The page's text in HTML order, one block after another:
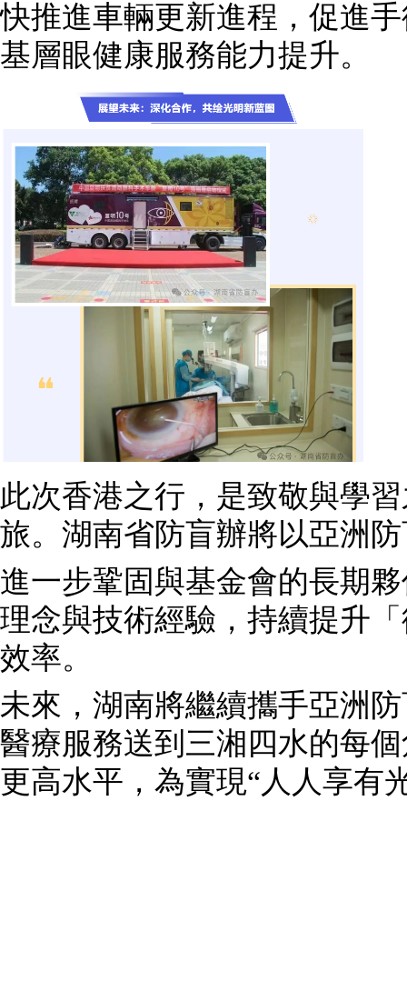
快推進車輛更新進程，促進
基層眼健康服務能力提升。
此次香港之行，是致敬與學
旅。湖南省防盲辦將以亞洲
進一步鞏固與基金會的長期
理念與技術經驗，持續提升
效率。
未來，湖南將繼續攜手亞洲
醫療服務送到三湘四水的每
更高水平，為實現“人人享有